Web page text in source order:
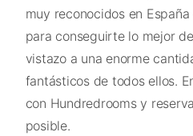
muy reconocidos en
para conseguirte lo mejor
vistazo a una enorme
fantásticos de todos ellos.
con Hundredrooms y
posible.